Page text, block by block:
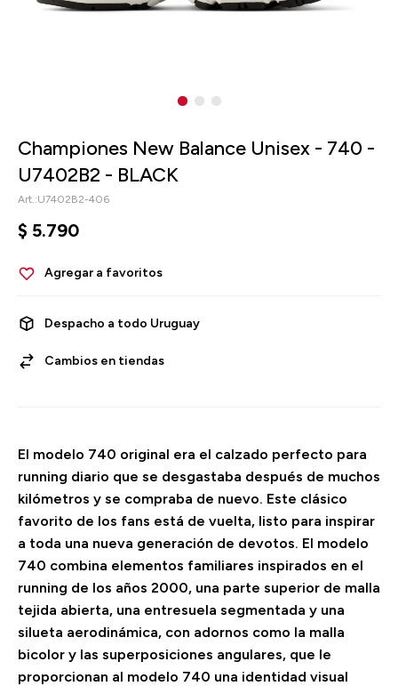
Championes New Balance Unisex - 740 -
U7402B2 - BLACK
U7402B2-406
$ 5.790
Despacho a todo Uruguay
Cambios en tiendas
El modelo 740 original era el calzado perfecto para
running diario que se desgastaba después de muchos
kilómetros y se compraba de nuevo. Este clásico
favorito de los fans está de vuelta, listo para inspirar
a toda una nueva generación de devotos. El modelo
740 combina elementos familiares inspirados en el
running de los años 2000, una parte superior de malla
tejida abierta, una entresuela segmentada y una
silueta aerodinámica, con adornos como la malla
bicolor y las superposiciones angulares, que le
proporcionan al modelo 740 una identidad visual